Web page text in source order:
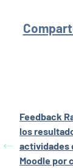
Feedback
los
actividades
Moodle por